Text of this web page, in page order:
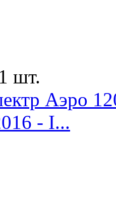
шт.
Аэро
- I...